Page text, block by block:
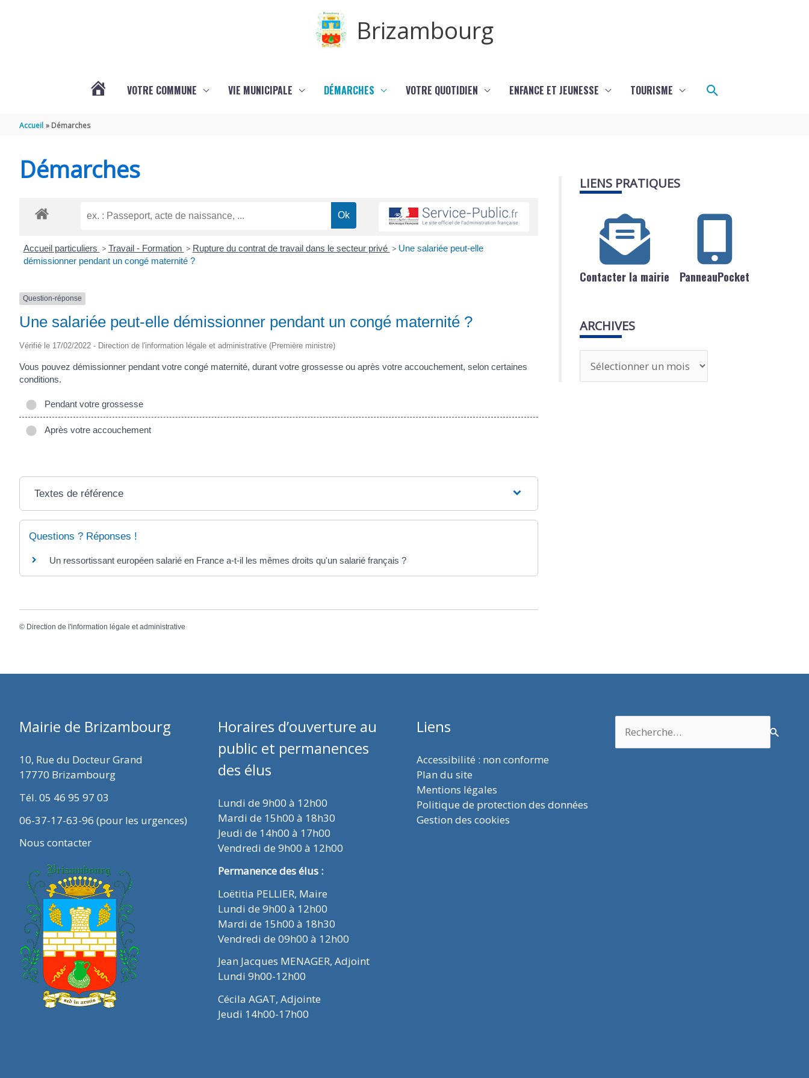
Brizambourg
VOTRE COMMUNE VIE MUNICIPALE DÉMARCHES VOTRE QUOTIDIEN ENFANCE ET JEUNESSE TOURISME Rechercher
Accueil Démarches
Démarches
Accueil particuliers > Travail - Formation > Rupture du contrat de travail dans le secteur privé > Une salariée peut-elle
démissionner pendant un congé maternité ?
Question-réponse
Une salariée peut-elle démissionner pendant un congé maternité ?
Vérifié le 17/02/2022 - Direction de l'information légale et administrative (Première ministre)
Vous pouvez démissionner pendant votre congé maternité, durant votre grossesse ou après votre accouchement, selon certaines
conditions.
Pendant votre grossesse
Après votre accouchement
Textes de référence
Questions ? Réponses !
Un ressortissant européen salarié en France a-t-il les mêmes droits qu'un salarié français ?
© Direction de l'information légale et administrative
LIENS PRATIQUES
Contacter la mairie PanneauPocket
ARCHIVES
r
Mairie de Brizambourg
10, Rue du Docteur Grand
17770 Brizambourg
Tél. 05 46 95 97 03
06-37-17-63-96 (pour les urgences)
Nous contacter
Horaires d’ouverture au
public et permanences
des élus
Lundi de 9h00 à 12h00
Mardi de 15h00 à 18h30
Jeudi de 14h00 à 17h00
Vendredi de 9h00 à 12h00
Permanence des élus :
Loëtitia PELLIER, Maire
Lundi de 9h00 à 12h00
Mardi de 15h00 à 18h30
Vendredi de 09h00 à 12h00
Jean Jacques MENAGER, Adjoint
Lundi 9h00-12h00
Cécila AGAT, Adjointe
Jeudi 14h00-17h00
Liens
Accessibilité : non conforme
Plan du site
Mentions légales
Politique de protection des données
Gestion des cookies